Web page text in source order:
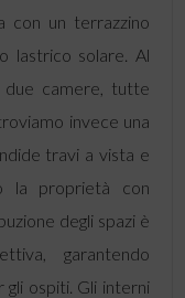
con un terrazzino
lastrico solare. Al
due camere, tutte
invece una
travi a vista e
la proprietà con
degli spazi è
garantendo
ospiti. Gli interni